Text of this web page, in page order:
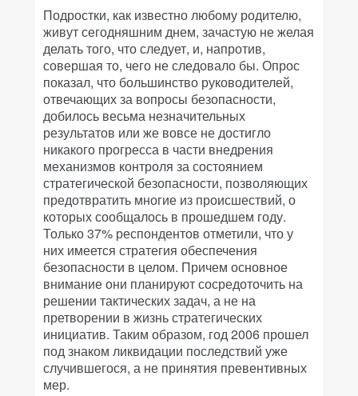
Подростки, как известно любому родителю,
живут сегодняшним днем, зачастую не желая
делать того, что следует, и, напротив,
совершая то, чего не следовало бы. Опрос
показал, что большинство руководителей,
отвечающих за вопросы безопасности,
добилось весьма незначительных
результатов или же вовсе не достигло
никакого прогресса в части внедрения
механизмов контроля за состоянием
стратегической безопасности, позволяющих
предотвратить многие из происшествий, о
которых сообщалось в прошедшем году.
Только 37% респондентов отметили, что у
них имеется стратегия обеспечения
безопасности в целом. Причем основное
внимание они планируют сосредоточить на
решении тактических задач, а не на
претворении в жизнь стратегических
инициатив. Таким образом, год 2006 прошел
под знаком ликвидации последствий уже
случившегося, а не принятия превентивных
мер.